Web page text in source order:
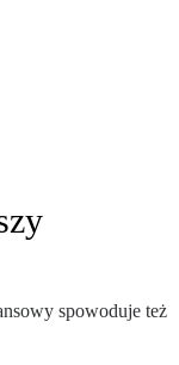
spowoduje też